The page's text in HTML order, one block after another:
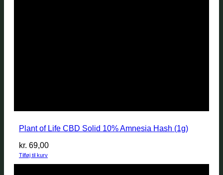
Plant of Life CBD Solid 10% Amnesia Hash (1g)
kr. 69,00
Tilføj til kurv